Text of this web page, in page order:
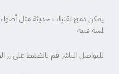
لمسة فنية
للتواصل المباشر قم بالضغط على زر